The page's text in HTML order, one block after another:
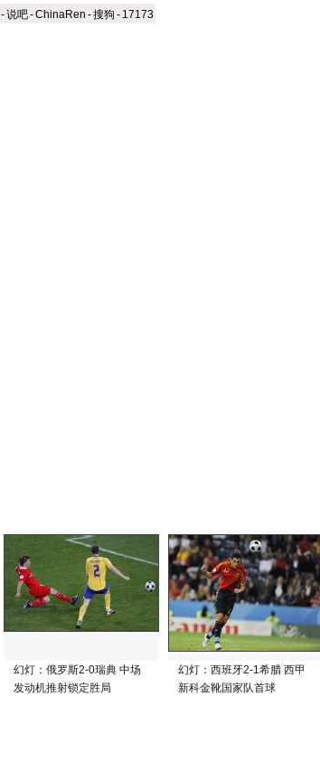
-说吧-ChinaRen -搜狗 - 17173
幻灯：俄罗斯2-0瑞典 中场
发动机推射锁定胜局
幻灯：西班牙2-1希腊 西甲
新科金靴国家队首球